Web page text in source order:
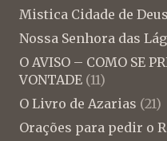
Mistica Cidade de Deus
Nossa Senhora das
O AVISO – COMO SE
VONTADE (11)
O Livro de Azarias (21)
Orações para pedir o